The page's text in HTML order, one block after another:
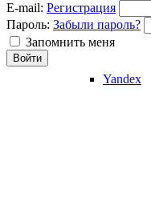
E-mail: Регистрация
Пароль: Забыли пароль?
Запомнить меня
Yandex